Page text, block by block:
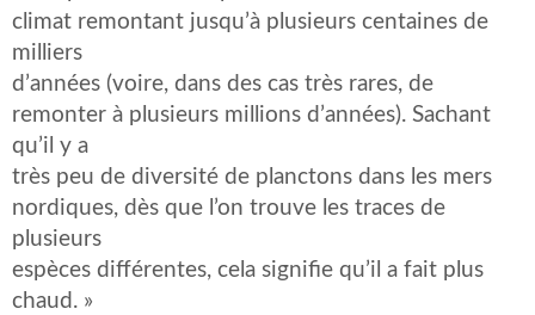
climat remontant jusqu’à plusieurs centaines de
milliers
d’années (voire, dans des cas très rares, de
remonter à plusieurs millions d’années). Sachant
qu’il y a
très peu de diversité de planctons dans les mers
nordiques, dès que l’on trouve les traces de
plusieurs
espèces différentes, cela signifie qu’il a fait plus
chaud. »